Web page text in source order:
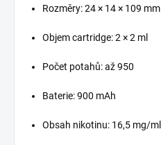
Rozměry: 24 × 14 × 109 mm
Objem cartridge: 2 × 2 ml
Počet potahů: až 950
Baterie: 900 mAh
Obsah nikotinu: 16,5 mg/ml